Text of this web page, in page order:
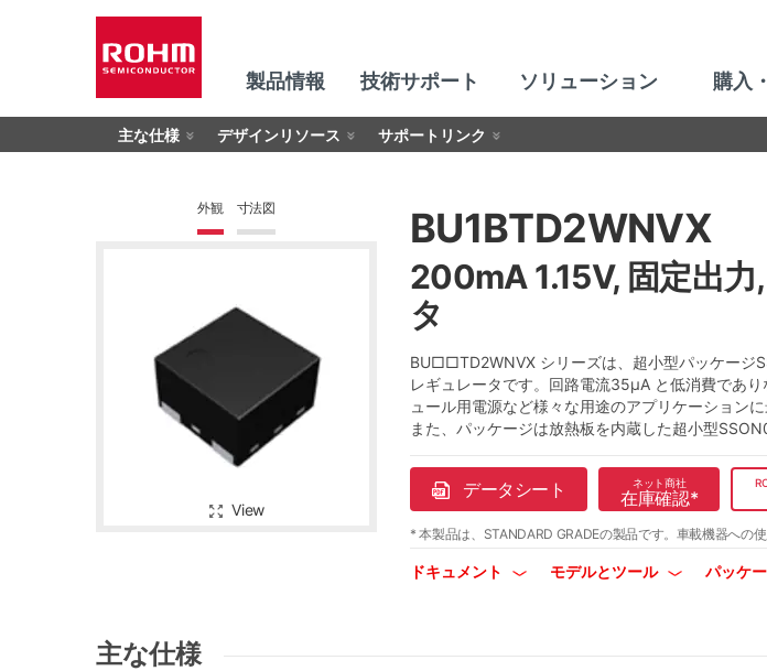
製品情報 技術サポート ソリューション 購入
主な仕様 デザインリソース サポートリンク
外観 寸法図
View
BU1BTD2WNVX
200mA 1.15V, 固定出
タ
BU□□TD2WNVX シリーズは、超小型パッケージ
レギュレータです。回路電流35μA と低消費であ
ュール用電源など様々な用途のアプリケーションに
また、パッケージは放熱板を内蔵した超小型
データシート ネット商社
在庫確認*
* 本製品は、STANDARD GRADEの製品です。 車載機器への
ドキュメント モデルとツール パッケ
主な仕様